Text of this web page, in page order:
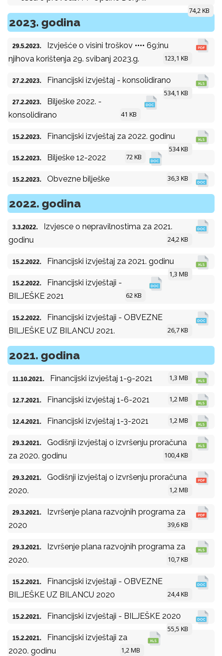
74,2 KB
2023. godina
29.5.2023.
Izvješće o visini troškov •••• 69;inu
njihova korištenja 29. svibanj 2023.g.
123,1 KB
27.2.2023. Financijski izvještaj - konsolidirano
534,1 KB
27.2.2023.
Bilješke 2022. -
konsolidirano
41 KB
15.2.2023. Financijski izvještaj za 2022. godinu
534 KB
15.2.2023. Bilješke 12-2022 72 KB
15.2.2023. Obvezne bilješke 36,3 KB
2022. godina
3.3.2022.
Izvjesce o nepravilnostima za 2021.
godinu
24,2 KB
15.2.2022. Financijski izvještaj za 2021. godinu
1,3 MB
15.2.2022.
Financijski izvještaji -
BILJEŠKE 2021
62 KB
15.2.2022.
Financijski izvještaji - OBVEZNE
BILJEŠKE UZ BILANCU 2021.
26,7 KB
2021. godina
11.10.2021. Financijski izvještaj 1-9-2021 1,3 MB
12.7.2021. Financijski izvještaj 1-6-2021 1,2 MB
12.4.2021. Financijski izvještaj 1-3-2021 1,2 MB
29.3.2021.
Godišnji izvještaj o izvršenju proračuna
za 2020. godinu
100,4 KB
29.3.2021.
Godišnji izvještaj o izvršenju proračuna
2020.
1,2 MB
29.3.2021.
Izvršenje plana razvojnih programa za
2020
39,6 KB
29.3.2021.
Izvršenje plana razvojnih programa za
2020.
10,7 KB
15.2.2021.
Financijski izvještaji - OBVEZNE
BILJEŠKE UZ BILANCU 2020
24,4 KB
15.2.2021. Financijski izvještaji - BILJEŠKE 2020
55,5 KB
15.2.2021.
Financijski izvještaji za
2020. godinu
1,2 MB